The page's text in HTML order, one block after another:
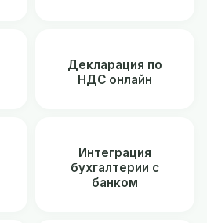
Декларация по
НДС онлайн
Интеграция
бухгалтерии с
банком